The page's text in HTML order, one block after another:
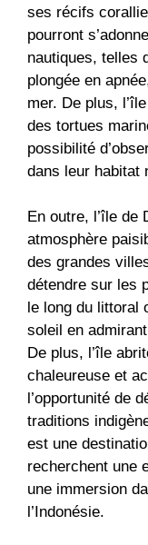
ses récifs
pourront
nautiques, telles
plongée en
mer. De plus,
des tortues
possibilité
dans leur habitat
En outre, l’île de
atmosphère
des grandes
détendre sur les
le long du littoral
soleil en
De plus, l’île
chaleureuse et
l’opportunité de
traditions
est une
recherchent une
une immersion
l’Indonésie.